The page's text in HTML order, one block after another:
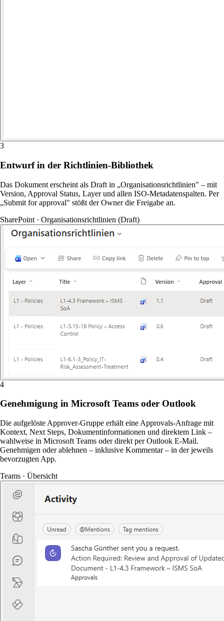
3
Entwurf in der Richtlinien-Bibliothek
Das Dokument erscheint als Draft in „Organisationsrichtlinien" – mit
Version, Approval Status, Layer und allen ISO-Metadatenspalten. Per
„Submit for approval" stößt der Owner die Freigabe an.
SharePoint · Organisationsrichtlinien (Draft)
4
Genehmigung in Microsoft Teams oder Outlook
Die aufgelöste Approver-Gruppe erhält eine Approvals-Anfrage mit
Kontext, Next Steps, Dokumentinformationen und direktem Link –
wahlweise in Microsoft Teams oder direkt per Outlook E-Mail.
Genehmigen oder ablehnen – inklusive Kommentar – in der jeweils
bevorzugten App.
Teams · Übersicht